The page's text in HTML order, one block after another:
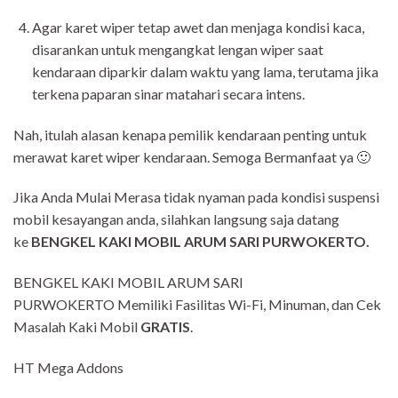
Agar karet wiper tetap awet dan menjaga kondisi kaca,
disarankan untuk mengangkat lengan wiper saat
kendaraan diparkir dalam waktu yang lama, terutama jika
terkena paparan sinar matahari secara intens.
Nah, itulah alasan kenapa pemilik kendaraan penting untuk
merawat karet wiper kendaraan. Semoga Bermanfaat ya 🙂
Jika Anda Mulai Merasa tidak nyaman pada kondisi suspensi
mobil kesayangan anda, silahkan langsung saja datang
ke BENGKEL KAKI MOBIL ARUM SARI PURWOKERTO.
BENGKEL KAKI MOBIL ARUM SARI
PURWOKERTO Memiliki Fasilitas Wi-Fi, Minuman, dan Cek
Masalah Kaki Mobil GRATIS.
HT Mega Addons